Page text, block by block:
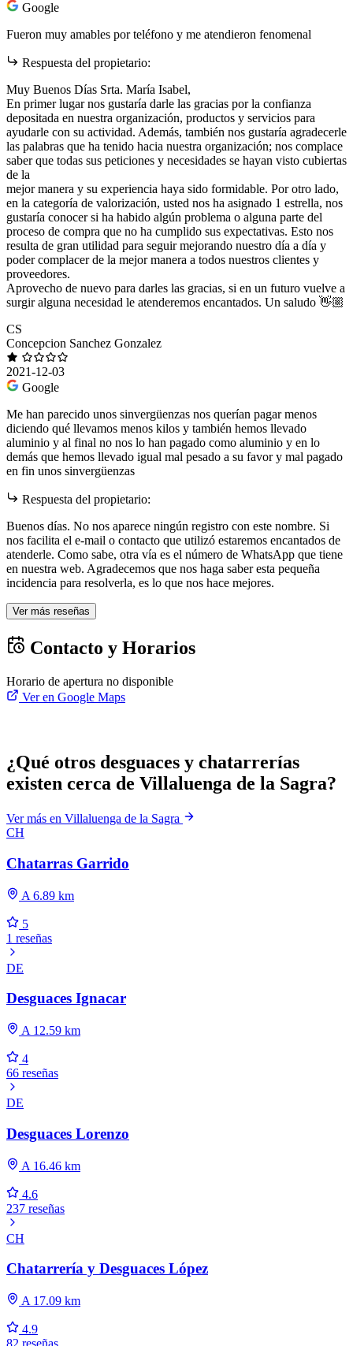
Google
Fueron muy amables por teléfono y me atendieron fenomenal
Respuesta del propietario:
Muy Buenos Días Srta. María Isabel,
En primer lugar nos gustaría darle las gracias por la confianza
depositada en nuestra organización, productos y servicios para
ayudarle con su actividad. Además, también nos gustaría agradecerle
las palabras que ha tenido hacia nuestra organización; nos complace
saber que todas sus peticiones y necesidades se hayan visto cubiertas
de la
mejor manera y su experiencia haya sido formidable. Por otro lado,
en la categoría de valorización, usted nos ha asignado 1 estrella, nos
gustaría conocer si ha habido algún problema o alguna parte del
proceso de compra que no ha cumplido sus expectativas. Esto nos
resulta de gran utilidad para seguir mejorando nuestro día a día y
poder complacer de la mejor manera a todos nuestros clientes y
proveedores.
Aprovecho de nuevo para darles las gracias, si en un futuro vuelve a
surgir alguna necesidad le atenderemos encantados. Un saludo 👋🏼
CS
Concepcion Sanchez Gonzalez
2021-12-03
Google
Me han parecido unos sinvergüenzas nos querían pagar menos
diciendo qué llevamos menos kilos y también hemos llevado
aluminio y al final no nos lo han pagado como aluminio y en lo
demás que hemos llevado igual mal pesado a su favor y mal pagado
en fin unos sinvergüenzas
Respuesta del propietario:
Buenos días. No nos aparece ningún registro con este nombre. Si
nos facilita el e-mail o contacto que utilizó estaremos encantados de
atenderle. Como sabe, otra vía es el número de WhatsApp que tiene
en nuestra web. Agradecemos que nos haga saber esta pequeña
incidencia para resolverla, es lo que nos hace mejores.
Ver más reseñas
Contacto y Horarios
Horario de apertura no disponible
Ver en Google Maps
¿Qué otros desguaces y chatarrerías
existen cerca de Villaluenga de la Sagra?
Ver más en Villaluenga de la Sagra
CH
Chatarras Garrido
A 6.89 km
5
1 reseñas
DE
Desguaces Ignacar
A 12.59 km
4
66 reseñas
DE
Desguaces Lorenzo
A 16.46 km
4.6
237 reseñas
CH
Chatarrería y Desguaces López
A 17.09 km
4.9
82 reseñas